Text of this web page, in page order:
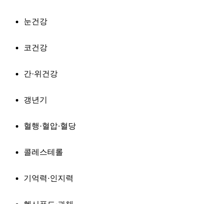
눈건강
코건강
간·위건강
갱년기
혈행·혈압·혈당
콜레스테롤
기억력·인지력